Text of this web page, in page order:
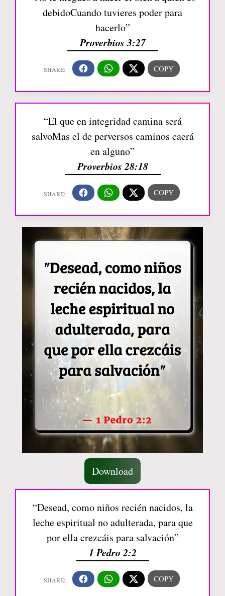
debidoCuando tuvieres poder para
hacerlo”
Proverbios 3:27
“El que en integridad camina será
salvoMas el de perversos caminos caerá
en alguno”
Proverbios 28:18
Download
“Desead, como niños recién nacidos, la
leche espiritual no adulterada, para que
por ella crezcáis para salvación”
1 Pedro 2:2